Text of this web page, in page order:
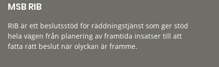
MSB RIB
RIB är ett beslutsstöd för räddningstjänst som ger stöd
hela vägen från planering av framtida insatser till att
fatta rätt beslut när olyckan är framme.